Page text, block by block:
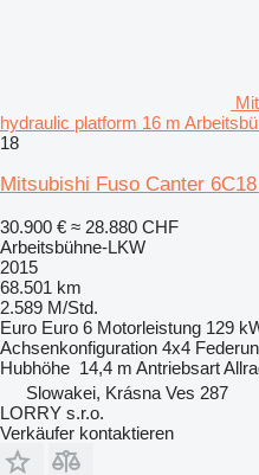
hydraulic platform 16 m
18
Mitsubishi Fuso Canter
30.900 € ≈ 28.880 CHF
Arbeitsbühne-LKW
2015
68.501 km
2.589 M/Std.
Euro Euro 6 Motorleistung 129
Achsenkonfiguration 4x4
Hubhöhe 14,4 m Antriebsart
Slowakei, Krásna Ves 287
LORRY s.r.o.
Verkäufer kontaktieren